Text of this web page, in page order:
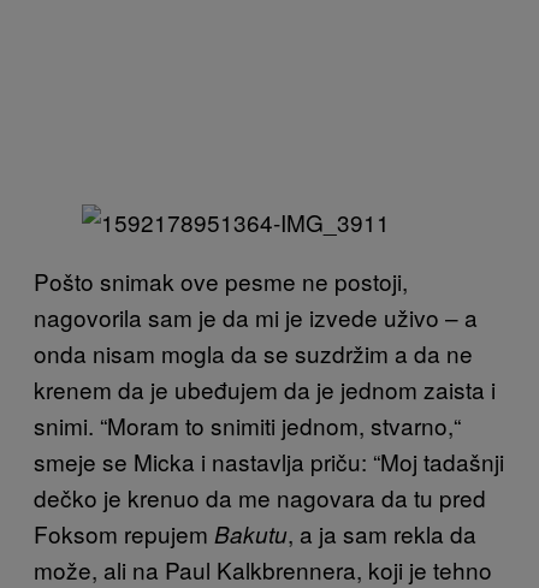
Pošto snimak ove pesme ne postoji,
nagovorila sam je da mi je izvede uživo – a
onda nisam mogla da se suzdržim a da ne
krenem da je ubeđujem da je jednom zaista i
snimi. “Moram to snimiti jednom, stvarno,“
smeje se Micka i nastavlja priču: “Moj tadašnji
dečko je krenuo da me nagovara da tu pred
Foksom repujem Bakutu, a ja sam rekla da
može, ali na Paul Kalkbrennera, koji je tehno